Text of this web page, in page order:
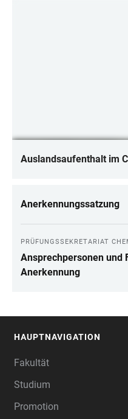
Auslandsaufenthalt im
Anerkennungssatzung
PRÜFUNGSSEKRETARIAT
Ansprechpersonen und
Anerkennung
HAUPTNAVIGATION
Fakultät
Studium
Promotion